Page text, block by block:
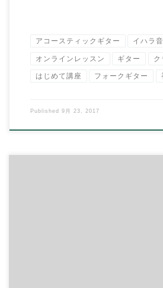
アコースティックギター イハラ
オンラインレッスン ギター ク
はじめて講座 フォークギター
Published 9月 23, 2017